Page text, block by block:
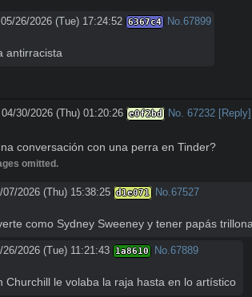
05/26/2026 (Tue) 17:24:52 6367c4 No.67899
antirracista
04/30/2026 (Thu) 01:20:26 e0f2bd No. 67232 [Reply]
conversación con una perra en Tinder?
omitted.
07/2026 (Thu) 15:38:25 d1e071 No.67527
como Sydney Sweeney y tener papás
26/2026 (Tue) 11:21:43 1a8610 No.67889
Churchill le volaba la raja hasta en lo artístico